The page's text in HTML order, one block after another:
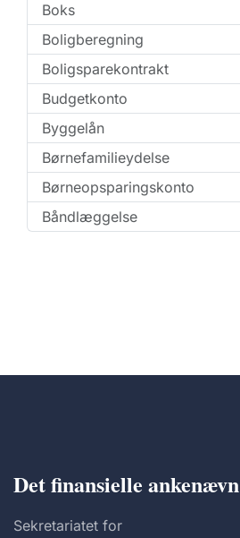
Boks
Boligberegning
Boligsparekontrakt
Budgetkonto
Byggelån
Børnefamilieydelse
Børneopsparingskonto
Båndlæggelse
Det finansielle ankenævn
Sekretariatet for